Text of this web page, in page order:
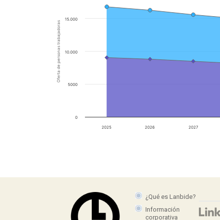
Oferta de personas trabajadoras
2025 2026 2027
0
5000
10.000
15.000
¿Qué es Lanbide?
Información
corporativa